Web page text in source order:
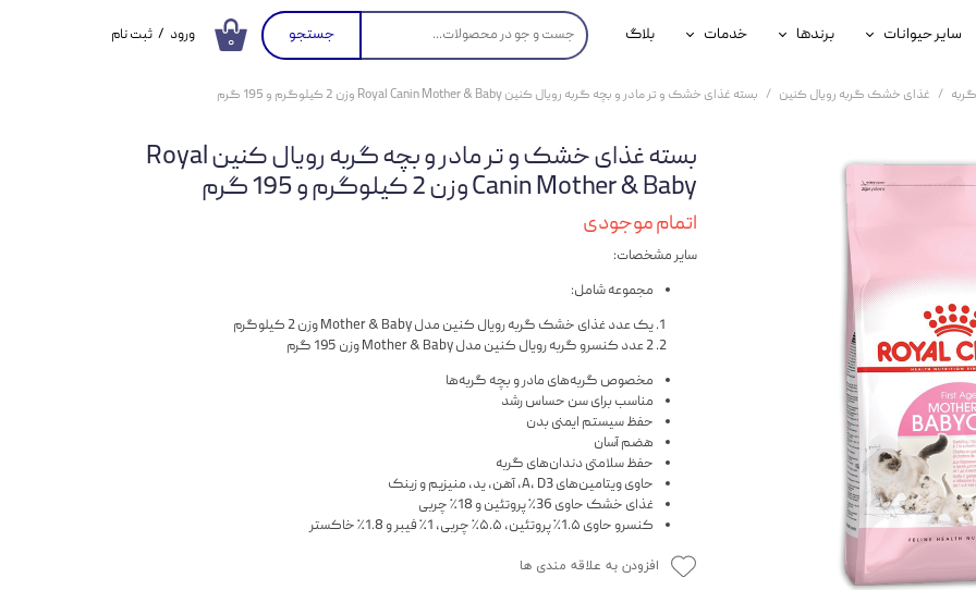
۰ جستجو
سگ
سایر حیوانات
محصولات پرندگان
محصولات آبزیان
برندها
جوسرا
خدمات
خدمات آنلاین دامپزشکی
بلاگ ورود / ثبت نام
سفارشات
غذای خشک گربه رویال کنین بسته غذای خشک و تر مادر و بچه گربه رویال کنین Royal Canin Mother & Baby وزن 2 کیلوگرم و 195 گرم
بسته غذای خشک و تر مادر و بچه گربه رویال کنین Royal
Canin Mother & Baby وزن 2 کیلوگرم و 195 گرم
اتمام موجودی
سایر مشخصات:
مجموعه شامل:
یک عدد غذای خشک گربه رویال کنین مدل Mother & Baby وزن 2 کیلوگرم
2 عدد کنسرو گربه رویال کنین مدل Mother & Baby وزن 195 گرم
مخصوص گربه‌های مادر و بچه گربه‌ها
مناسب برای سن حساس رشد
حفظ سیستم ایمنی بدن
هضم آسان
حفظ سلامتی دندان‌های گربه
حاوی ویتامین‌های A, D3, آهن، ید، منیزیم و زینک
غذای خشک حاوی 36٪ پروتئین و 18٪ چربی
کنسرو حاوی 1.۵٪ پروتئین، ۵.۵٪ چربی، 1٪ فیبر و 1.8٪ خاکستر
افزودن به علاقه مندی ها